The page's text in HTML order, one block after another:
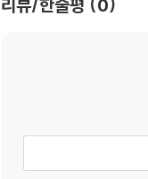
리뷰/한줄평 0